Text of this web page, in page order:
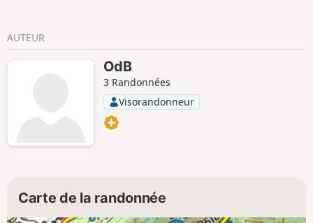
AUTEUR
OdB
3 Randonnées
Visorandonneur
Carte de la randonnée